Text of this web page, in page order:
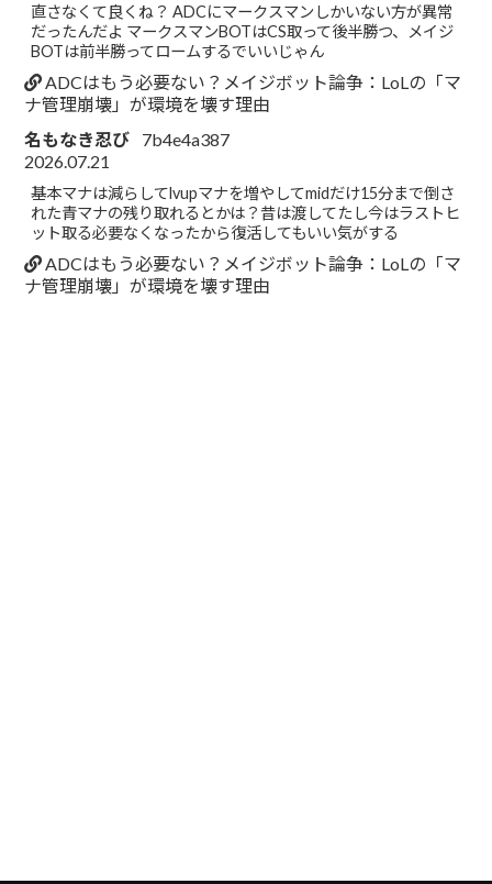
直さなくて良くね？ ADCにマークスマンしかいない方が異常
だったんだよ マークスマンBOTはCS取って後半勝つ、メイジ
BOTは前半勝ってロームするでいいじゃん
ADCはもう必要ない？メイジボット論争：LoLの「マ
ナ管理崩壊」が環境を壊す理由
名もなき忍び
7b4e4a387
2026.07.21
基本マナは減らしてlvupマナを増やしてmidだけ15分まで倒さ
れた青マナの残り取れるとかは？昔は渡してたし今はラストヒ
ット取る必要なくなったから復活してもいい気がする
ADCはもう必要ない？メイジボット論争：LoLの「マ
ナ管理崩壊」が環境を壊す理由